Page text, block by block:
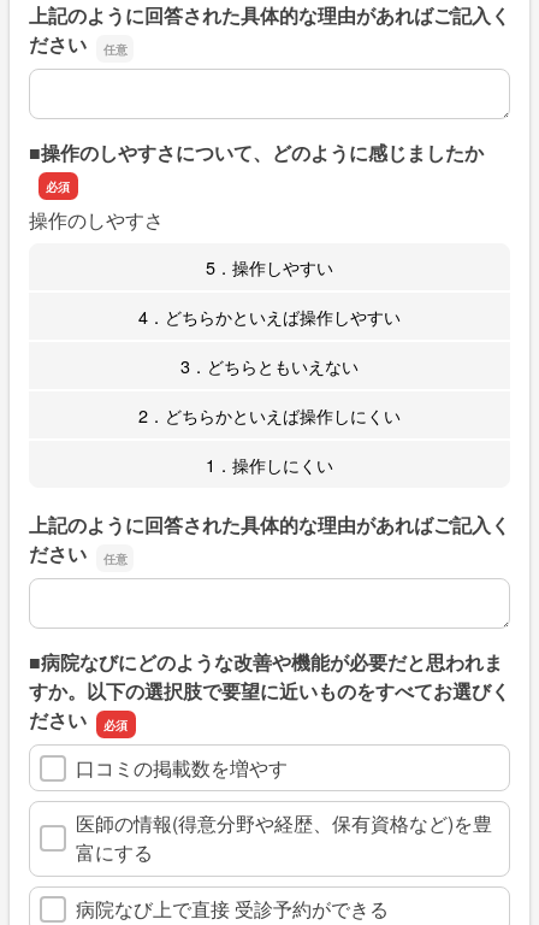
上記のように回答された具体的な理由があればご記入く
ださい
上記のように回答された具体的な理由があればご記入くだ
■操作のしやすさについて、どのように感じましたか
操作のしやすさ
5．操作しやすい
4．どちらかといえば操作しやすい
3．どちらともいえない
2．どちらかといえば操作しにくい
1．操作しにくい
上記のように回答された具体的な理由があればご記入く
ださい
上記のように回答された具体的な理由があればご記入くだ
■病院なびにどのような改善や機能が必要だと思われま
すか。以下の選択肢で要望に近いものをすべてお選びく
ださい
口コミの掲載数を増やす
医師の情報(得意分野や経歴、保有資格など)を豊
富にする
病院なび上で直接 受診予約ができる